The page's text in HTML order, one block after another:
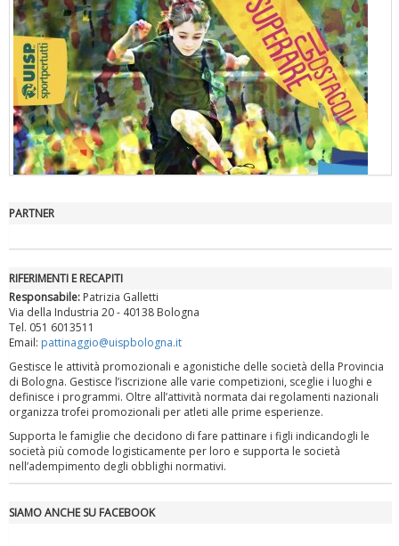
"Superare gli ostacoli": la relazione di Tiziano Pesce al CN Uisp
Luglio 2026: "Pensando con i piedi, si possono fare le
rivoluzioni"
PARTNER
RIFERIMENTI E RECAPITI
Responsabile: Patrizia Galletti
Via della Industria 20 - 40138 Bologna
Tel. 051 6013511
Email: pattinaggio@uispbologna.it
Gestisce le attività promozionali e agonistiche delle società della Provincia
di Bologna. Gestisce l’iscrizione alle varie competizioni, sceglie i luoghi e
definisce i programmi. Oltre all’attività normata dai regolamenti nazionali
organizza trofei promozionali per atleti alle prime esperienze.
Supporta le famiglie che decidono di fare pattinare i figli indicandogli le
società più comode logisticamente per loro e supporta le società
nell’adempimento degli obblighi normativi.
SIAMO ANCHE SU FACEBOOK